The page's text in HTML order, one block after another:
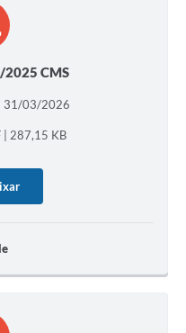
2025 CMS
31/03/2026
| 287,15 KB